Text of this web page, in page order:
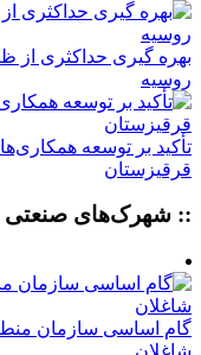
بهره گیری حداکثری از
روسیه
تأکید بر توسعه
قرقیزستان
:: شهرک‌های صنعتی
گام اساسی سازمان